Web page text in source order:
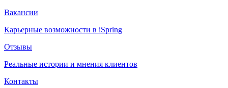
Вакансии
Карьерные возможности в iSpring
Отзывы
Реальные истории и мнения клиентов
Контакты